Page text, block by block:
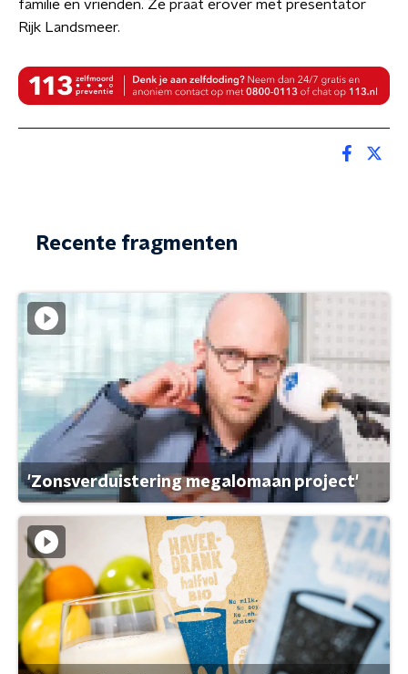
familie en vrienden. Ze praat erover met presentator
Rijk Landsmeer.
Recente fragmenten
'Zonsverduistering megalomaan project'